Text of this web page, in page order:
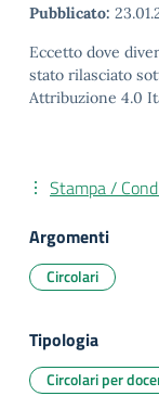
Pubblicato:
Eccetto dove
stato rilasciato
Attribuzione 4.0
Stampa /
Argomenti
Circolari
Tipologia
Circolari per